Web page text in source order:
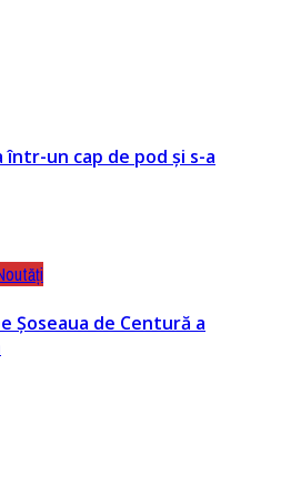
un cap de pod şi s-a
Șoseaua de Centură a